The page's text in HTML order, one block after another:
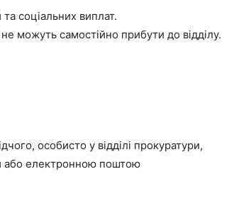
соціальних виплат.
не можуть самостійно прибути до відділу.
особисто у відділі прокуратури,
або електронною поштою